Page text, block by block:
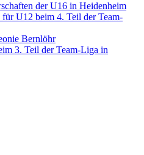
der U16 in Heidenheim
U12 beim 4. Teil der Team-
Bernlöhr
3. Teil der Team-Liga in